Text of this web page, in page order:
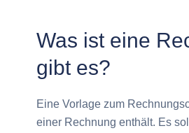
Was ist eine
gibt es?
Eine Vorlage zum
einer Rechnung enthält. Es